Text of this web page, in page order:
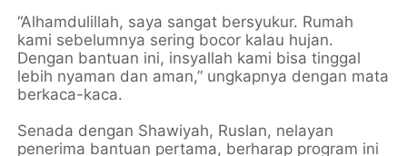
“Alhamdulillah, saya sangat bersyukur. Rumah
kami sebelumnya sering bocor kalau hujan.
Dengan bantuan ini, insyallah kami bisa tinggal
lebih nyaman dan aman,” ungkapnya dengan mata
berkaca-kaca.
Senada dengan Shawiyah, Ruslan, nelayan
penerima bantuan pertama, berharap program ini